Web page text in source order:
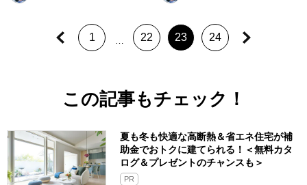
1 … 22 23 24
この記事もチェック！
夏も冬も快適な高断熱＆省エネ住宅が補
助金でおトクに建てられる！＜無料カタ
ログ＆プレゼントのチャンスも＞
PR